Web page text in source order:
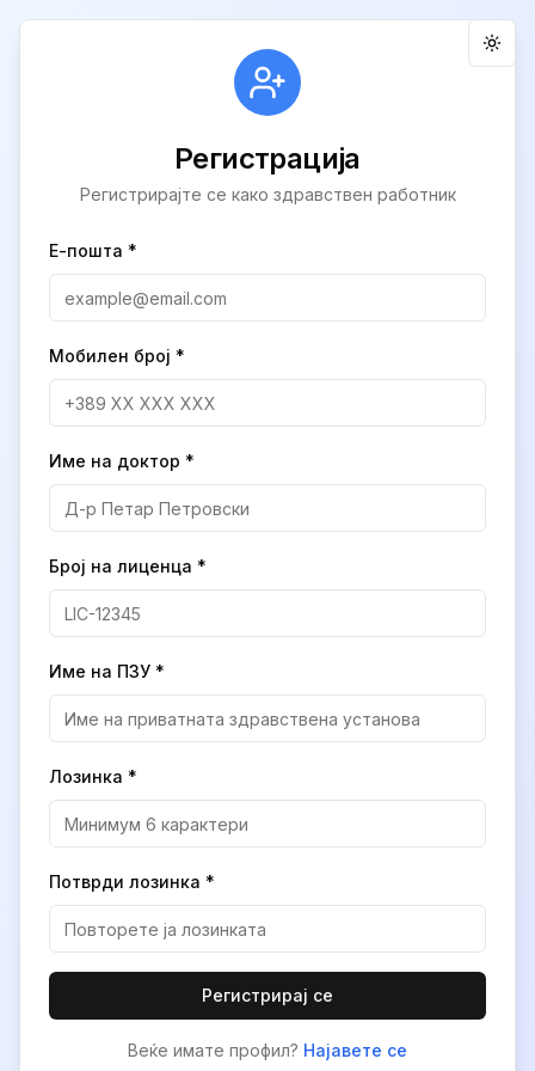
Регистрација
Регистрирајте се како здравствен работник
Е-пошта *
Мобилен број *
Име на доктор *
Број на лиценца *
Име на ПЗУ *
Лозинка *
Потврди лозинка *
Регистрирај се
Веќе имате профил? Најавете се